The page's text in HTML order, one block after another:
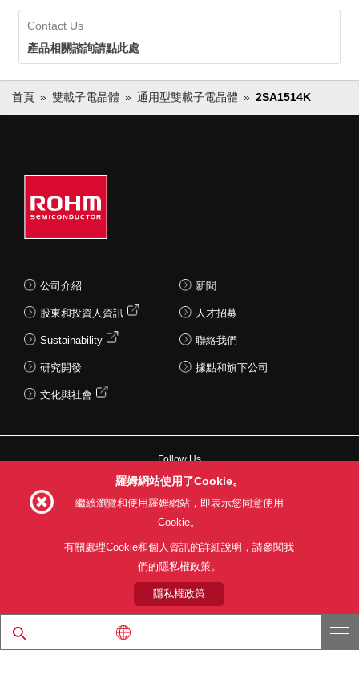
Contact Us
產品相關諮詢請點此處
首頁 雙載子電晶體 通用型雙載子電晶體 2SA1514K
公司介紹
股東和投資人資訊
Sustainability
研究開發
文化與社會
新聞
人才招募
聯絡我們
據點和旗下公司
Follow Us
網站使用條款 利用目的 隱私權政策
網站地圖
關於本公司產品銷售之標準條款(PDF)
© 1997 - 2026 ROHM CO., LTD. ALL RIGHTS RESERVED.
羅姆網站使用了Cookie。
繼續瀏覽和使用羅姆網站，即表示您同意使用
Cookie。
有關處理Cookie和個人資訊的詳細說明，請參閱我
們的隱私權政策。
隱私權政策